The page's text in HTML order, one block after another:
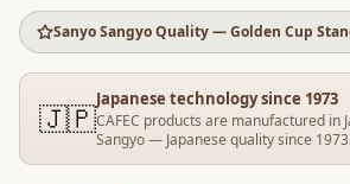
Sanyo Sangyo Quality — Golden Cup
🇯🇵Japanese technology since 1973
CAFEC products are manufactured in
Sangyo — Japanese quality since